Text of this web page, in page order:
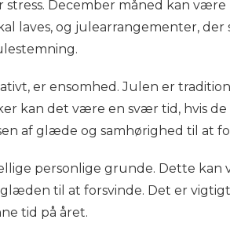
stress. December måned kan
laves, og julearrangementer,
er ensomhed. Julen er
kan det være en svær tid, hvis
af glæde og samhørighed til at
personlige grunde. Dette
til at forsvinde. Det er
tid på året.